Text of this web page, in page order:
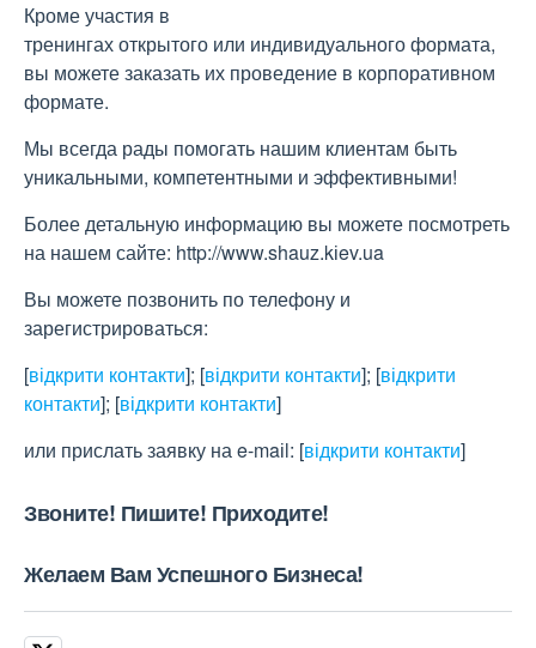
Кроме участия в
тренингах открытого или индивидуального формата,
вы можете заказать их проведение в корпоративном
формате.
Мы всегда рады помогать нашим клиентам быть
уникальными, компетентными и эффективными!
Более детальную информацию вы можете посмотреть
на нашем сайте: http://www.shauz.kіev.ua
Вы можете позвонить по телефону и
зарегистрироваться:
[відкрити контакти]; [відкрити контакти]; [відкрити
контакти]; [відкрити контакти]
или прислать заявку на e-maіl: [відкрити контакти]
Звоните! Пишите! Приходите!
Желаем Вам Успешного Бизнеса!